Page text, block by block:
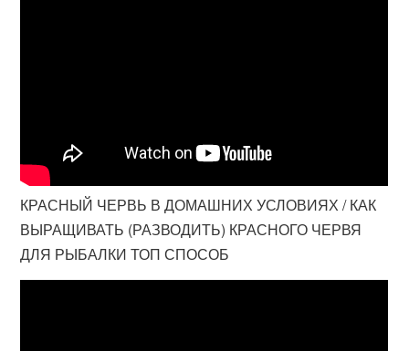
КРАСНЫЙ ЧЕРВЬ В ДОМАШНИХ УСЛОВИЯХ / КАК
ВЫРАЩИВАТЬ (РАЗВОДИТЬ) КРАСНОГО ЧЕРВЯ
ДЛЯ РЫБАЛКИ ТОП СПОСОБ